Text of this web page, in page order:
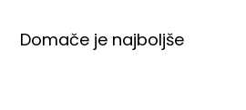
Domače je najboljše